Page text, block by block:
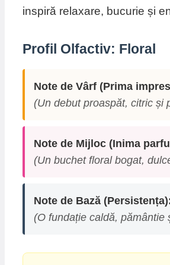
inspiră relaxare, bucurie și
Profil Olfactiv: Floral
Note de Vârf (Prima
(Un debut proaspăt, citric și
Note de Mijloc (Inima
(Un buchet floral bogat,
Note de Bază
(O fundație caldă, pământie